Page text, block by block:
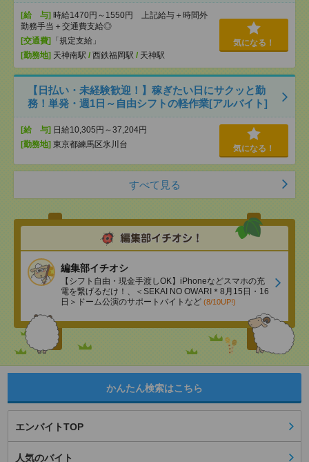
[給 与] 時給1470円～1550円 上記給与＋時間外
勤務手当＋交通費支給◎
[交通費] 「規定支給」
[勤務地] 天神南駅 / 西鉄福岡駅 / 天神駅
気になる！
【日払い・未経験歓迎！】稼ぎたい日にサクッと勤
務！単発・週1日～自由シフトの軽作業[アルバイト]
[給 与] 日給10,305円～37,204円
[勤務地] 東京都練馬区氷川台 気になる！
すべて見る
編集部イチオシ
【シフト自由・現金手渡しOK】iPhoneなどスマホの充
電を繋げるだけ！、＜SEKAI NO OWARI＊8月15日・16
日＞ドーム公演のサポートバイトなど (8/10UP!)
かんたん検索はこちら
エンバイトTOP
人気のバイト